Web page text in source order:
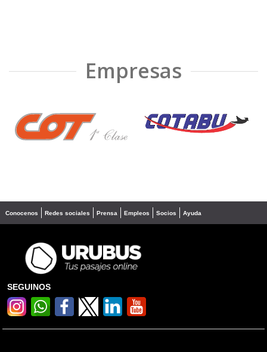
Empresas
❮ ❯
Conocenos Redes sociales Prensa Empleos Socios Ayuda
SEGUINOS